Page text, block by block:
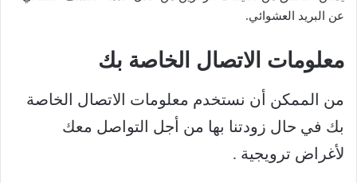
عن البريد العشوائي.
معلومات الاتصال الخاصة بك
من الممكن أن نستخدم معلومات الاتصال الخاصة
بك في حال زودتنا بها من أجل التواصل معك
لأغراض ترويجية .